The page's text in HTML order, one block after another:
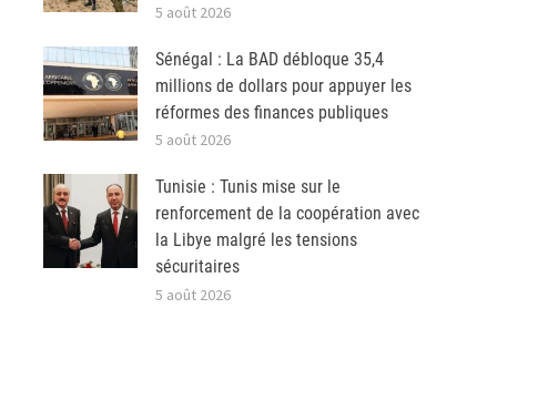
5 août 2026
Sénégal : La BAD débloque 35,4
millions de dollars pour appuyer les
réformes des finances publiques
5 août 2026
Tunisie : Tunis mise sur le
renforcement de la coopération avec
la Libye malgré les tensions
sécuritaires
5 août 2026